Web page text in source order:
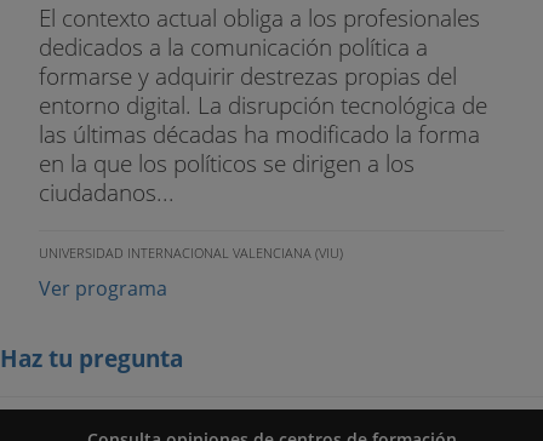
El contexto actual obliga a los profesionales
dedicados a la comunicación política a
formarse y adquirir destrezas propias del
entorno digital. La disrupción tecnológica de
las últimas décadas ha modificado la forma
en la que los políticos se dirigen a los
ciudadanos...
UNIVERSIDAD INTERNACIONAL VALENCIANA (VIU)
Ver programa
Haz tu pregunta